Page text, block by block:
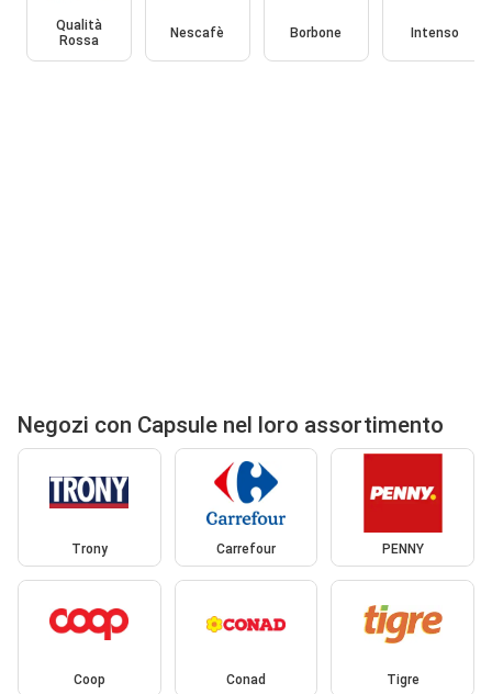
Qualità
Rossa
Nescafè Borbone Intenso
Negozi con Capsule nel loro assortimento
Trony Carrefour PENNY
Coop Conad Tigre